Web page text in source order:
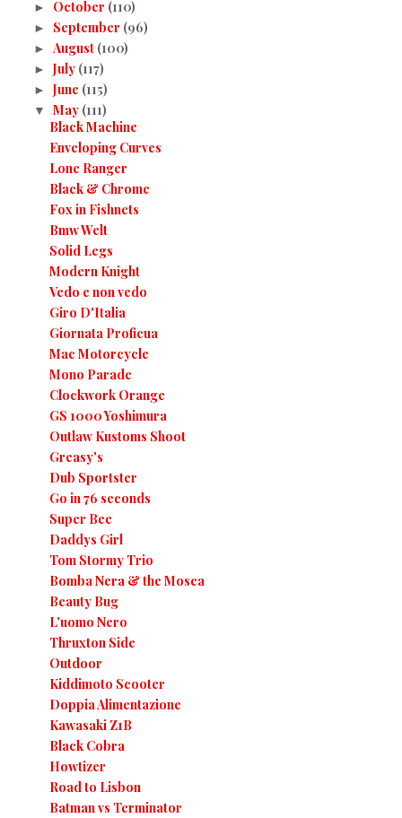
► October (110)
► September (96)
► August (100)
► July (117)
► June (115)
▼ May (111)
Black Machine
Enveloping Curves
Lone Ranger
Black & Chrome
Fox in Fishnets
Bmw Welt
Solid Legs
Modern Knight
Vedo e non vedo
Giro D'Italia
Giornata Proficua
Mac Motorcycle
Mono Parade
Clockwork Orange
GS 1000 Yoshimura
Outlaw Kustoms Shoot
Greasy's
Dub Sportster
Go in 76 seconds
Super Bee
Daddys Girl
Tom Stormy Trio
Bomba Nera & the Mosca
Beauty Bug
L'uomo Nero
Thruxton Side
Outdoor
Kiddimoto Scooter
Doppia Alimentazione
Kawasaki Z1B
Black Cobra
Howtizer
Road to Lisbon
Batman vs Terminator